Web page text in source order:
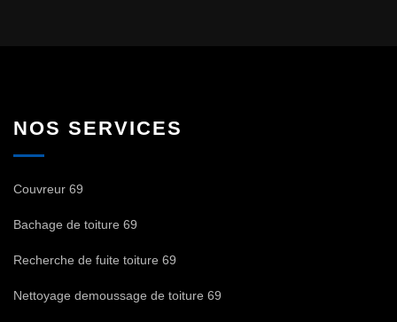
NOS SERVICES
Couvreur 69
Bachage de toiture 69
Recherche de fuite toiture 69
Nettoyage demoussage de toiture 69